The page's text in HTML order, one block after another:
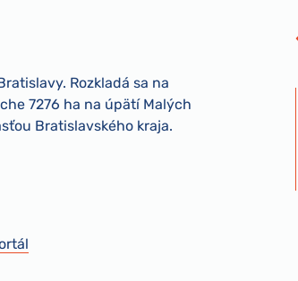
Rozkladá sa na
7276 ha na úpätí Malých
Bratislavského kraja.